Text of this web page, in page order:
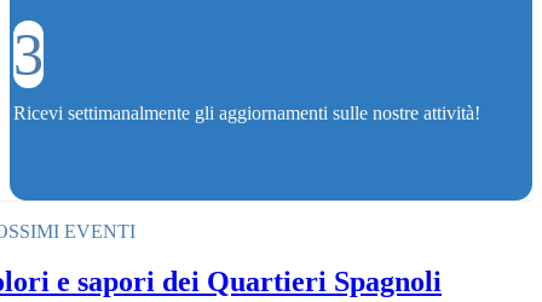
3
Ricevi settimanalmente gli aggiornamenti sulle nostre attività!
EVENTI
e sapori dei Quartieri Spagnoli